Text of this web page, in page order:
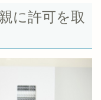
に許可を取